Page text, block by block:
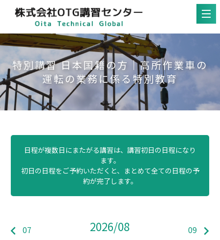
特別講習 日本国籍の方｜高所作業車の
運転の業務に係る特別教育
日程が複数日にまたがる講習は、講習初日の日程になり
ます。
初日の日程をご予約いただくと、まとめて全ての日程の予
約が完了します。
keyboard_arrow_left 07 2026/08 09 keyboard_arrow_right